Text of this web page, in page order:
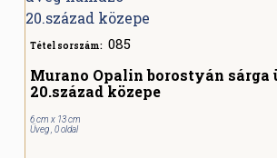
Tétel sorszám: 085
Murano Opalin borostyán sárga
20.század közepe
6 cm x 13 cm
Üveg , 0 oldal